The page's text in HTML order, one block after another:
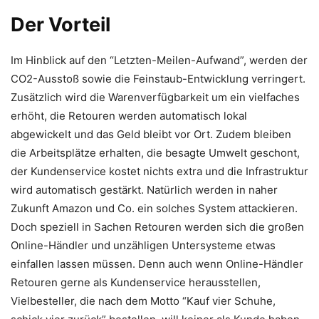
Der Vorteil
Im Hinblick auf den “Letzten-Meilen-Aufwand”, werden der
CO2-Ausstoß sowie die Feinstaub-Entwicklung verringert.
Zusätzlich wird die Warenverfügbarkeit um ein vielfaches
erhöht, die Retouren werden automatisch lokal
abgewickelt und das Geld bleibt vor Ort. Zudem bleiben
die Arbeitsplätze erhalten, die besagte Umwelt geschont,
der Kundenservice kostet nichts extra und die Infrastruktur
wird automatisch gestärkt. Natürlich werden in naher
Zukunft Amazon und Co. ein solches System attackieren.
Doch speziell in Sachen Retouren werden sich die großen
Online-Händler und unzähligen Untersysteme etwas
einfallen lassen müssen. Denn auch wenn Online-Händler
Retouren gerne als Kundenservice herausstellen,
Vielbesteller, die nach dem Motto “Kauf vier Schuhe,